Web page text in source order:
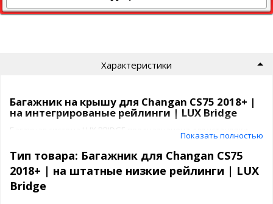
Характеристики
Багажник на крышу для Changan CS75 2018+ |
на интегрированые рейлинги | LUX Bridge
Багажная система LUX BRIDGE предназначена для установки
на Changan CS75 2018+ с интегрированными рейлингами или
штатными местами на крыше. На сегодняшний день это один из
самых красивых багажников, созданный полностью в
соответствии с текущим трендом. А эксклюзивные
аэродинамические крыловидные дуги аэро-трэвэл LUX делают
езду с данным багажником наиболее бесшумной.
Показать полностью
Тип товара: Багажник для Changan CS75
2018+ | на штатные низкие рейлинги | LUX
Bridge